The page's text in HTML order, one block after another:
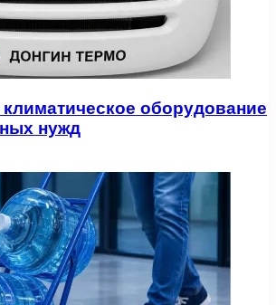
оборудование
нужд